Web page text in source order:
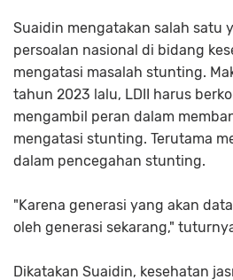
Suaidin mengatakan salah satu
persoalan nasional di bidang
mengatasi masalah stunting.
tahun 2023 lalu, LDII harus
mengambil peran dalam
mengatasi stunting. Terutama
dalam pencegahan stunting.
"Karena generasi yang akan
oleh generasi sekarang,"
Dikatakan Suaidin, kesehatan